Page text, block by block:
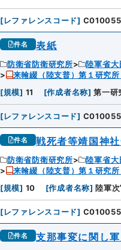
[レファレンスコード]
件名 表紙
防衛省防衛研究所 陸軍省大
来翰綴（陸支普）第１研
[規模] 11 [作成者名称] 第一研
[レファレンスコード]
件名 戦死者等靖国神
防衛省防衛研究所 陸軍省大
来翰綴（陸支普）第１研
[規模] 10 [作成者名称] 陸軍
[レファレンスコード]
件名 支那事変に関し